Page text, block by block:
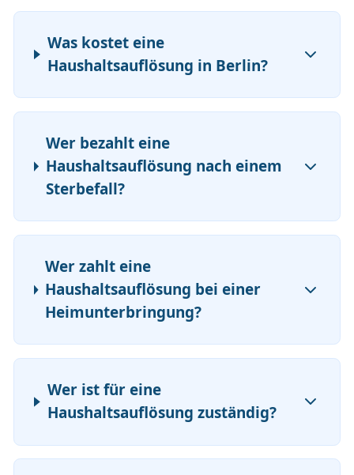
Was kostet eine
Haushaltsauflösung in Berlin?
Wer bezahlt eine
Haushaltsauflösung nach einem
Sterbefall?
Wer zahlt eine
Haushaltsauflösung bei einer
Heimunterbringung?
Wer ist für eine
Haushaltsauflösung zuständig?